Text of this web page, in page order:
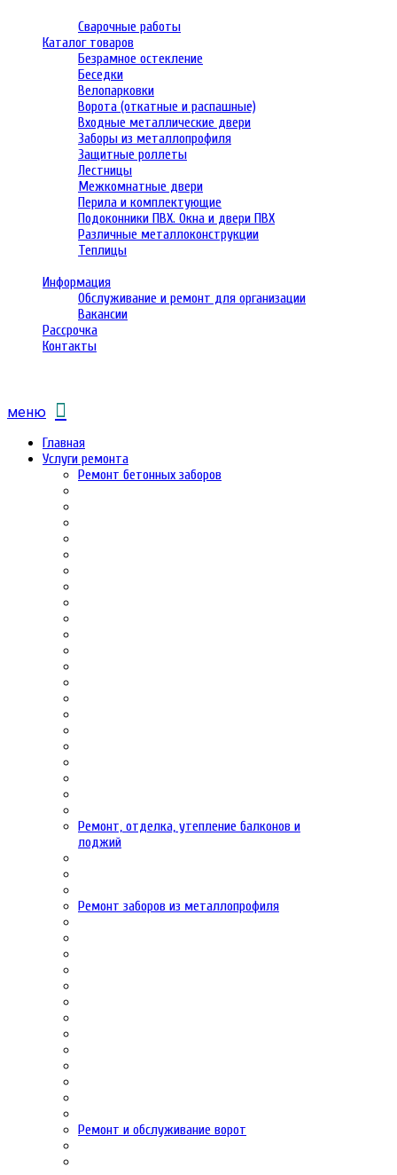
Сварочные работы
Каталог товаров
Безрамное остекление
Беседки
Велопарковки
Ворота (откатные и распашные)
Входные металлические двери
Заборы из металлопрофиля
Защитные роллеты
Лестницы
Межкомнатные двери
Перила и комплектующие
Подоконники ПВХ. Окна и двери ПВХ
Различные металлоконструкции
Теплицы
Информация
Обслуживание и ремонт для организации
Вакансии
Рассрочка
Контакты
меню
Главная
Услуги ремонта
Ремонт бетонных заборов
Ремонт, отделка, утепление балконов и
лоджий
Ремонт заборов из металлопрофиля
Ремонт и обслуживание ворот